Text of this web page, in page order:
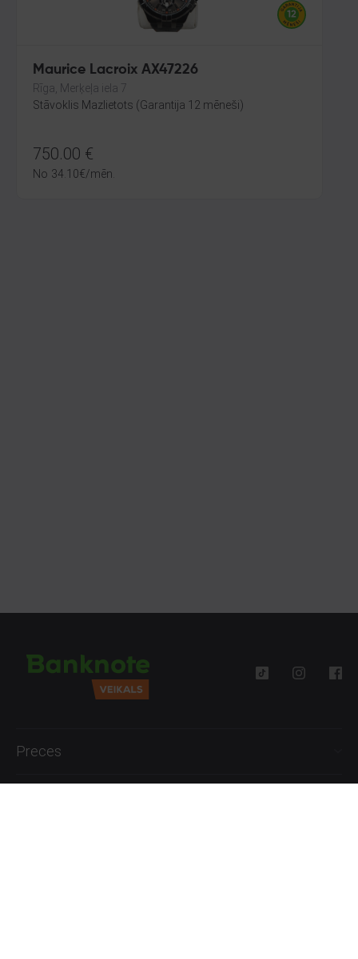
Maurice Lacroix AX47226
Rīga, Merķeļa iela 7
Stāvoklis Mazlietots (Garantija 12 mēneši)
750.00 €
No 34.10€/mēn.
Preces